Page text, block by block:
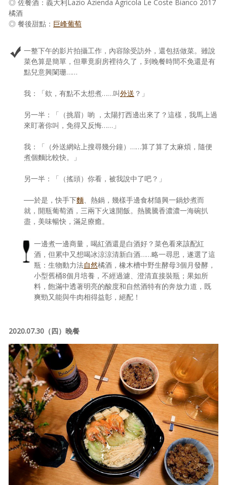
◎ 佐餐酒：義大利Lazio Azienda Agricola Le Coste Bianco 2017
橘酒
◎ 餐後甜點： 巨峰葡萄
一整下午的影片拍攝工作，內容除受訪外，還包括做菜。雖說
菜色算是簡單，但畢竟廚房裡待久了，到晚餐時間不免還是有
點兒意興闌珊……
我：「欸，有點不太想煮……叫外送 ？」
另一半：「（挑眉）喲 ，太陽打西邊出來了？這樣，我馬上過
來盯著你叫，免得又反悔……」
我：「（外送網站上搜尋幾分鐘）……算了算了太麻煩，隨便
煮個麵比較快。」
另一半：「（搖頭）你看，被我說中了吧？」
──於是，快手下麵、熱鍋，幾樣手邊食材隨興一鍋炒煮而
就，開瓶葡萄酒，三兩下火速開飯。熱騰騰香濃濃一海碗扒
盡，美味暢快，滿足療癒。
一邊煮一邊商量，喝紅酒還是白酒好？菜色看來該配紅
酒，但累中又想喝冰涼涼清新白酒……略一尋思，遂選了這
瓶：生物動力法自然橘酒，橡木槽中野生酵母3個月發酵，
小型舊桶8個月培養，不經過濾、澄清直接裝瓶；果如所
料，飽滿中透著明亮的酸度和自然酒特有的奔放力道，既
爽勁又能與牛肉相得益彰，絕配！
2020.07.30（四）晚餐